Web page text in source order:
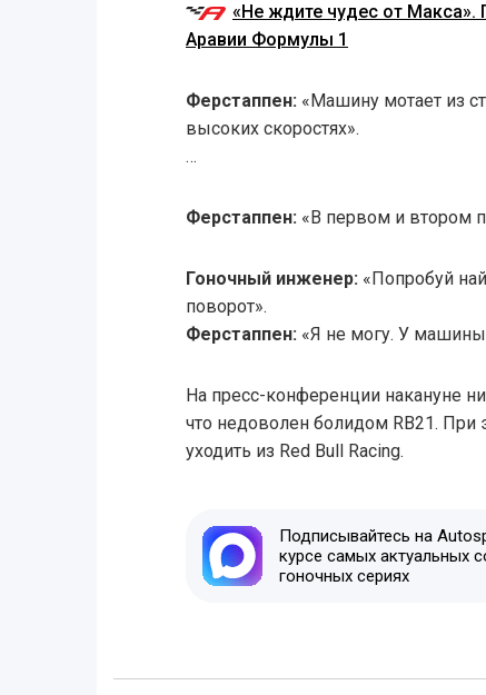
«Не ждите чудес от Макса».
Аравии Формулы 1
Ферстаппен:«Машину мотает из
высоких скоростях».
…
Ферстаппен:«В первом и втором
Гоночный инженер:«Попробуй
поворот».
Ферстаппен:«Я не могу. У машины
На пресс-конференции накануне
что недоволен болидом RB21. При
уходить из Red Bull Racing.
Подписывайтесь на
курсе самых актуальных
гоночных сериях